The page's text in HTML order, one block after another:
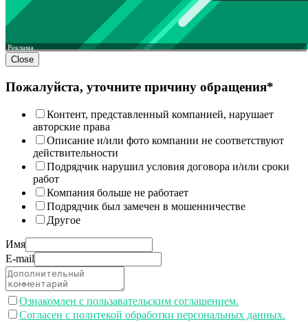
Реклама
Close
Пожалуйста, уточните причину обращения*
Контент, представленный компанией, нарушает
авторские права
Описание и/или фото компании не соответствуют
действительности
Подрядчик нарушил условия договора и/или сроки
работ
Компания больше не работает
Подрядчик был замечен в мошенничестве
Другое
Имя
E-mail
Ознакомлен с пользавательским соглашением.
Согласен с политекой обработки персональных данных.